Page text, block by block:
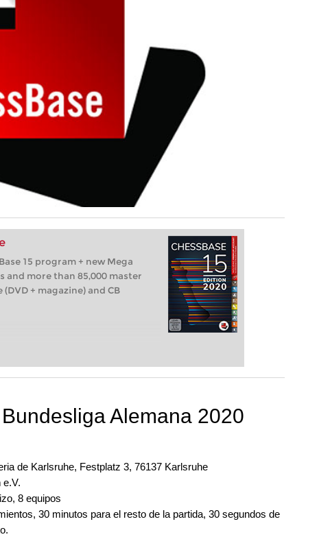
15 program + new Mega
and more than 85,000 master
+ magazine) and CB
Alemana 2020
de Karlsruhe, Festplatz 3, 76137 Karlsruhe
8 equipos
30 minutos para el resto de la partida, 30 segundos de